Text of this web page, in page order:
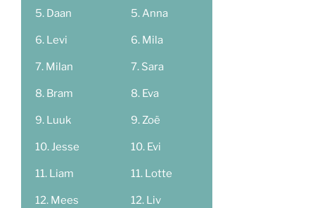
Daan
Levi
Milan
Bram
Luuk
Jesse
Liam
Mees
Anna
Mila
Sara
Eva
Zoë
Evi
Lotte
Liv